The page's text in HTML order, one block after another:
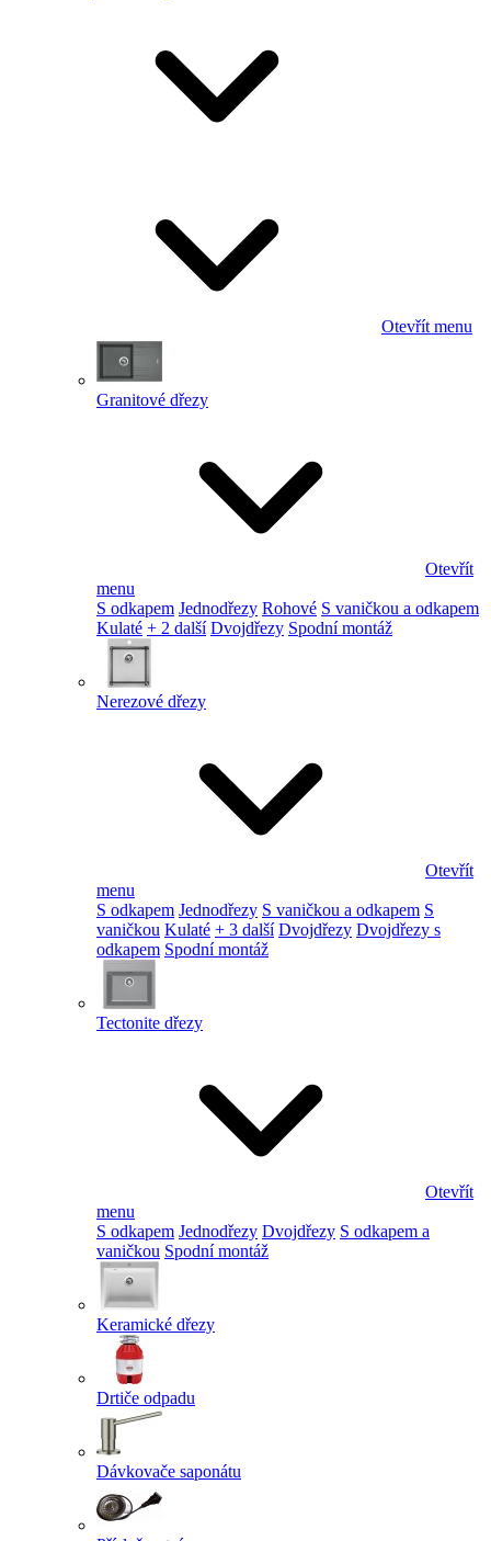
Otevřít menu
Granitové dřezy
Otevřít
menu
S odkapem Jednodřezy Rohové S vaničkou a odkapem
Kulaté + 2 další Dvojdřezy Spodní montáž
Nerezové dřezy
Otevřít
menu
S odkapem Jednodřezy S vaničkou a odkapem S
vaničkou Kulaté + 3 další Dvojdřezy Dvojdřezy s
odkapem Spodní montáž
Tectonite dřezy
Otevřít
menu
S odkapem Jednodřezy Dvojdřezy S odkapem a
vaničkou Spodní montáž
Keramické dřezy
Drtiče odpadu
Dávkovače saponátu